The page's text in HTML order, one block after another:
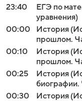
23:40
ЕГЭ по
уравнения)
00:00
История
прошлом.
00:10
История
прошлом.
00:25
История
биографии.
00:30
История